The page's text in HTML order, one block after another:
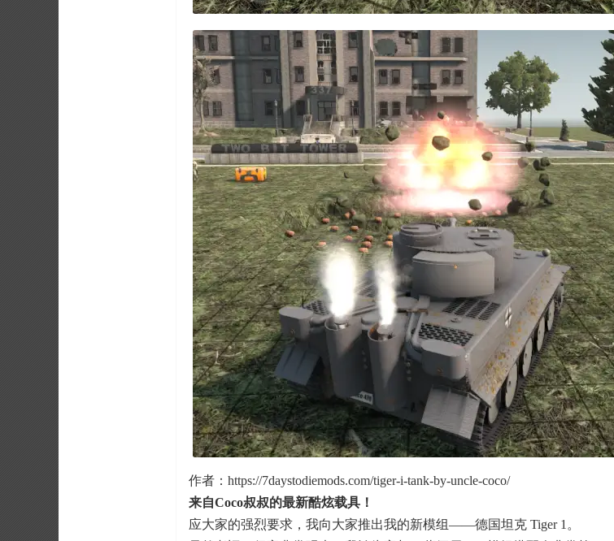
作者：https://7daystodiemods.com/tiger-i-tank-by-uncle-coco/
来自Coco叔叔的最新酷炫载具！
应大家的强烈要求，我向大家推出我的新模组——德国坦克 Tiger 1。